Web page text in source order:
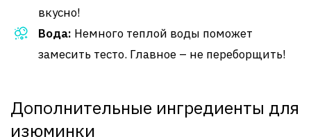
вкусно!
Вода: Немного теплой воды поможет
замесить тесто. Главное – не переборщить!
Дополнительные ингредиенты для
изюминки